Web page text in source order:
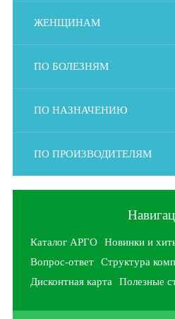
ЖЕНЩИНАМ
ПО БОЛЕЗНЯМ
ПО НАЗНАЧЕНИЮ
ПО ПРОИЗВОДИТЕЛЯМ
Каталог АРГО Новинки и
Вопрос-ответ
Структура
Дисконтная карта
Полезные